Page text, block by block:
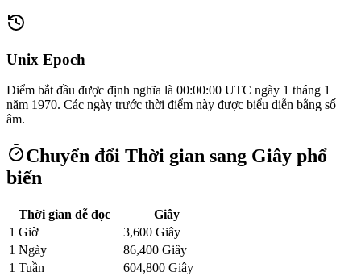
Unix Epoch
Điểm bắt đầu được định nghĩa là 00:00:00 UTC ngày 1 tháng 1
năm 1970. Các ngày trước thời điểm này được biểu diễn bằng số
âm.
Chuyển đổi Thời gian sang Giây phổ
biến
Thời gian dễ đọc
Giây
1 Giờ
3,600 Giây
1 Ngày
86,400 Giây
1 Tuần
604,800 Giây